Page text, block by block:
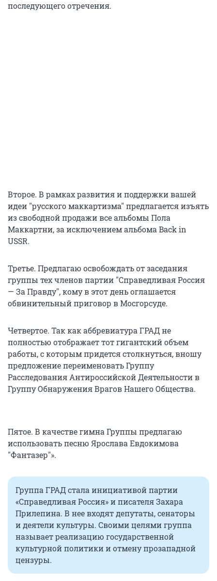
последующего отречения.
Второе. В рамках развития и поддержки вашей
идеи "русского маккартизма" предлагается изъять
из свободной продажи все альбомы Пола
Маккартни, за исключением альбома Back in
USSR.
Третье. Предлагаю освобождать от заседания
группы тех членов партии "Справедливая Россия
— За Правду", кому в этот день оглашается
обвинительный приговор в Мосгорсуде.
Четвертое. Так как аббревиатура ГРАД не
полностью отображает тот гигантский объем
работы, с которым придется столкнуться, вношу
предложение переименовать Группу
Расследования Антироссийской Деятельности в
Группу Обнаружения Врагов Нашего Общества.
Пятое. В качестве гимна Группы предлагаю
использовать песню Ярослава Евдокимова
"Фантазер"».
Группа ГРАД стала инициативой партии
«Справедливая Россия» и писателя Захара
Прилепина. В нее входят депутаты, сенаторы
и деятели культуры. Своими целями группа
называет реализацию государственной
культурной политики и отмену прозападной
цензуры.